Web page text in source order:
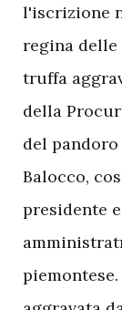
l'iscrizione
regina
truffa
della
del
Balocco,
presidente e